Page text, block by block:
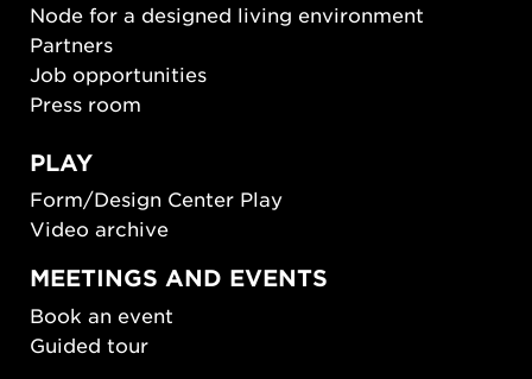
Node for a designed living environment
Partners
Job opportunities
Press room
PLAY
Form/Design Center Play
Video archive
MEETINGS AND EVENTS
Book an event
Guided tour